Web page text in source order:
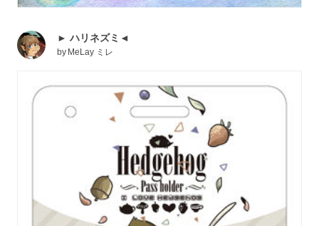
► ハリネズミ◄
by MeLay ミレ